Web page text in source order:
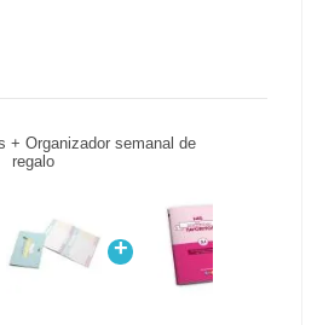
+ Organizador semanal de
regalo
+